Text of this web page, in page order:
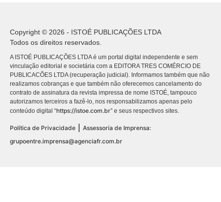
Copyright © 2026 - ISTOÉ PUBLICAÇÕES LTDA
Todos os direitos reservados.
A ISTOÉ PUBLICAÇÕES LTDA é um portal digital independente e sem
vinculação editorial e societária com a EDITORA TRES COMÉRCIO DE
PUBLICACÕES LTDA (recuperação judicial). Informamos também que não
realizamos cobranças e que também não oferecemos cancelamento do
contrato de assinatura da revista impressa de nome ISTOÉ, tampouco
autorizamos terceiros a fazê-lo, nos responsabilizamos apenas pelo
conteúdo digital “https://istoe.com.br” e seus respectivos sites.
Política de Privacidade
Assessoria de Imprensa:
grupoentre.imprensa@agenciafr.com.br